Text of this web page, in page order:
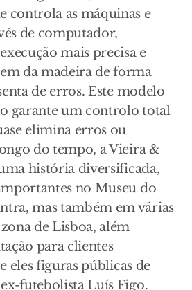
controla as máquinas e
de computador,
mais precisa e
da madeira de forma
de erros. Este modelo
garante um controlo total
elimina erros ou
do tempo, a Vieira &
história diversificada,
no Museu do
mas também em várias
de Lisboa, além
para clientes
eles figuras públicas de
futebolista Luís Figo.